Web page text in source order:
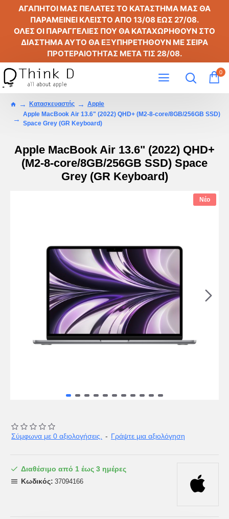
ΑΓΑΠΗΤΟΙ ΜΑΣ ΠΕΛΑΤΕΣ ΤΟ ΚΑΤΑΣΤΗΜΑ ΜΑΣ ΘΑ
ΠΑΡΑΜΕΙΝΕΙ ΚΛΕΙΣΤΟ ΑΠΟ 13/08 ΕΩΣ 27/08.
ΟΛΕΣ ΟΙ ΠΑΡΑΓΓΕΛΙΕΣ ΠΟΥ ΘΑ ΚΑΤΑΧΩΡΗΘΟΥΝ ΣΤΟ
ΔΙΑΣΤΗΜΑ ΑΥΤΟ ΘΑ ΕΞΥΠΗΡΕΤΗΘΟΥΝ ΜΕ ΣΕΙΡΑ
ΠΡΟΤΕΡΑΙΟΤΗΤΑΣ ΜΕΤΑ ΤΙΣ 28/08.
0
Κατασκευαστής
Apple
Apple MacBook Air 13.6" (2022) QHD+ (M2-8‑core/8GB/256GB SSD)
Space Grey (GR Keyboard)
Apple MacBook Air 13.6" (2022) QHD+
(M2-8‑core/8GB/256GB SSD) Space
Grey (GR Keyboard)
Νέο
Σύμφωνα με 0 αξιολογήσεις. - Γράψτε μια αξιολόγηση
Διαθέσιμο από 1 έως 3 ημέρες
Κωδικός: 37094166